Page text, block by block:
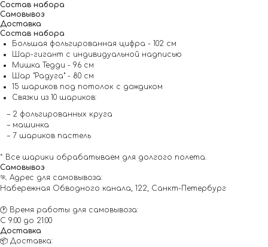
Состав набора
Самовывоз
Доставка
Состав набора
Большая фольгированная цифра - 102 см
Шар-гигант с индивидуальной надписью
Мишка Тедди - 96 см
Шар "Радуга" - 80 см
15 шариков под потолок с дождиком
Связки из 10 шариков:
– 2 фольгированных круга
– машинка
– 7 шариков пастель
* Все шарики обрабатываем для долгого полета.
Самовывоз
🏃 Адрес для самовывоза:
Набережная Обводного канала, 122, Санкт-Петербург
🕐 Время работы для самовывоза:
С 9:00 до 21:00
Доставка
📦 Доставка: